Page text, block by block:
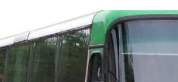
restauratorzy manipulują cenami